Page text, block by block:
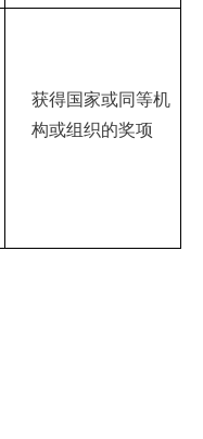
获得国家或同等机
构或组织的奖项